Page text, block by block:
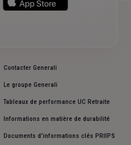
Contacter Generali
Le groupe Generali
Tableaux de performance UC Retraite
Informations en matière de durabilité
Documents d'informations clés PRIIPS